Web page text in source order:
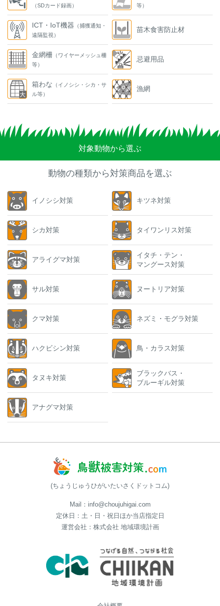
（SDカード録画）
ICT・IoT機器 （捕獲通知・
遠隔監視）
金網柵 （ワイヤーメッシュ柵
等）
箱わな （イノシシ・シカ・サ
ル等）
等）
苗木食害防止材
忌避用品
漁網
対象動物から選ぶ
動物の種類から対策商品を選ぶ
イノシシ対策
シカ対策
アライグマ対策
サル対策
クマ対策
ハクビシン対策
タヌキ対策
アナグマ対策
キツネ対策
タイワンリス対策
イタチ・テン・
マングース対策
ヌートリア対策
ネズミ・モグラ対策
鳥・カラス対策
ブラックバス・
ブルーギル対策
(ちょうじゅうひがいたいさくドットコム)
Mail：info@choujuhigai.com
定休日：土・日・祝日ほか当店指定日
運営会社：株式会社 地域環境計画